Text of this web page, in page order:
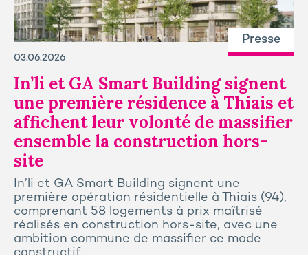
Presse
03.06.2026
In’li et GA Smart Building signent
une première résidence à Thiais et
affichent leur volonté de massifier
ensemble la construction hors-
site
In’li et GA Smart Building signent une
première opération résidentielle à Thiais (94),
comprenant 58 logements à prix maîtrisé
réalisés en construction hors-site, avec une
ambition commune de massifier ce mode
constructif.